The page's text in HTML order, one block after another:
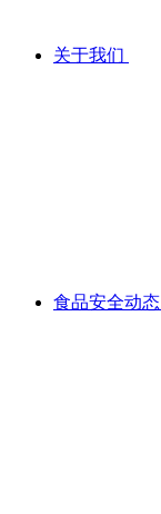
关于我们
食品安全动态